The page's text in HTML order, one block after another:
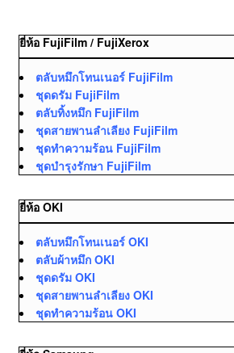
ยี่ห้อ FujiFilm / FujiXerox
ตลับหมึกโทนเนอร์ FujiFilm
ชุดดรัม FujiFilm
ตลับทิ้งหมึก FujiFilm
ชุดสายพานลำเลียง FujiFilm
ชุดทำความร้อน FujiFilm
ชุดบำรุงรักษา FujiFilm
ยี่ห้อ OKI
ตลับหมึกโทนเนอร์ OKI
ตลับผ้าหมึก OKI
ชุดดรัม OKI
ชุดสายพานลำเลียง OKI
ชุดทำความร้อน OKI